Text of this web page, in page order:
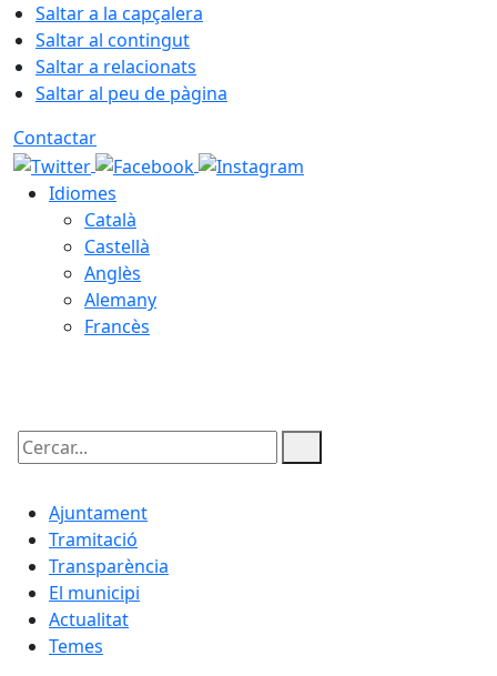
Saltar a la capçalera
Saltar al contingut
Saltar a relacionats
Saltar al peu de pàgina
Contactar
Idiomes
Català
Castellà
Anglès
Alemany
Francès
Cercar:
Ajuntament
Tramitació
Transparència
El municipi
Actualitat
Temes